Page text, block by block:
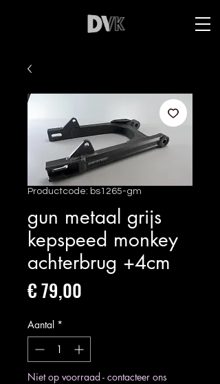
Productcode: bs1265-gm
gun metaal grijs
kepspeed monkey
achterbrug +4cm
€ 79,00
Aantal *
Niet op voorraad - contacteer ons